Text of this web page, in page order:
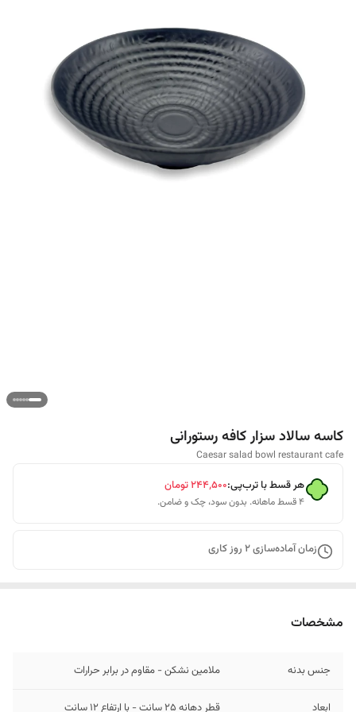
کاسه سالاد سزار کافه رستورانی
Caesar salad bowl restaurant cafe
هر قسط با ترب‌پی:۲۴۴٬۵۰۰تومان
۴ قسط ماهانه. بدون سود، چک و ضامن.
زمان آماده‌سازی2 روز کاری
مشخصات
جنس بدنه ملامین نشکن - مقاوم در برابر حرارات
ابعاد قطر دهانه 25 سانت - با ارتفاع 12 سانت